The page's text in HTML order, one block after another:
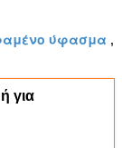
ύφασμα ,
για